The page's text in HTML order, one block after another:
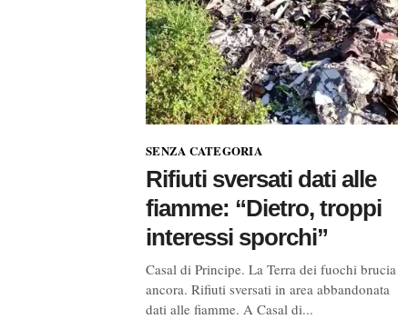
SENZA CATEGORIA
Rifiuti sversati dati alle
fiamme: “Dietro, troppi
interessi sporchi”
Casal di Principe. La Terra dei fuochi brucia
ancora. Rifiuti sversati in area abbandonata
dati alle fiamme. A Casal di...